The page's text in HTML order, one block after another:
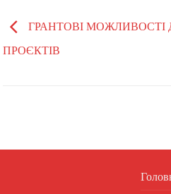
ГРАНТОВІ МОЖЛИВОСТІ
ПРОЄКТІВ